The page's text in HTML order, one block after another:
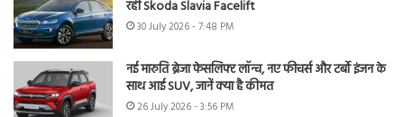
रही Skoda Slavia Facelift
30 July 2026 - 7:48 PM
नई मारुति ब्रेजा फेसलिफ्ट लॉन्च, नए फीचर्स और टर्बो इंजन के
साथ आई SUV, जानें क्या है कीमत
26 July 2026 - 3:56 PM